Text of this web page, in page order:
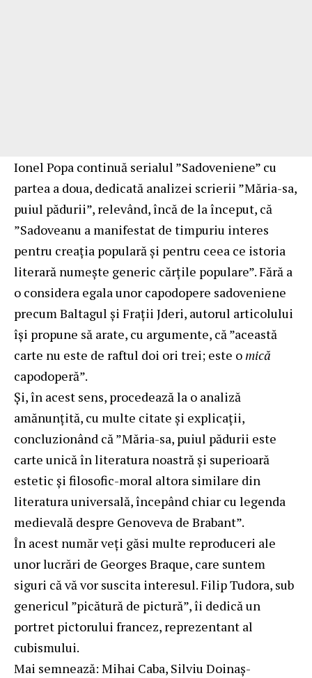
Ionel Popa continuă serialul ”Sadoveniene” cu
partea a doua, dedicată analizei scrierii ”Măria-sa,
puiul pădurii”, relevând, încă de la început, că
”Sadoveanu a manifestat de timpuriu interes
pentru creaţia populară şi pentru ceea ce istoria
literară numeşte generic cărţile populare”. Fără a
o considera egala unor capodopere sadoveniene
precum Baltagul şi Fraţii Jderi, autorul articolului
îşi propune să arate, cu argumente, că ”această
carte nu este de raftul doi ori trei; este o mică
capodoperă”.
Şi, în acest sens, procedează la o analiză
amănunţită, cu multe citate şi explicaţii,
concluzionând că ”Măria-sa, puiul pădurii este
carte unică în literatura noastră şi superioară
estetic şi filosofic-moral altora similare din
literatura universală, începând chiar cu legenda
medievală despre Genoveva de Brabant”.
În acest număr veţi găsi multe reproduceri ale
unor lucrări de Georges Braque, care suntem
siguri că vă vor suscita interesul. Filip Tudora, sub
genericul ”picătură de pictură”, îi dedică un
portret pictorului francez, reprezentant al
cubismului.
Mai semnează: Mihai Caba, Silviu Doinaş-